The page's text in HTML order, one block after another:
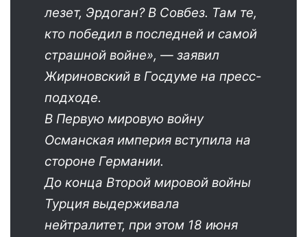
лезет, Эрдоган? В Совбез. Там те,
кто победил в последней и самой
страшной войне», — заявил
Жириновский в Госдуме на пресс-
подходе.
В Первую мировую войну
Османская империя вступила на
стороне Германии.
До конца Второй мировой войны
Турция выдерживала
нейтралитет, при этом 18 июня